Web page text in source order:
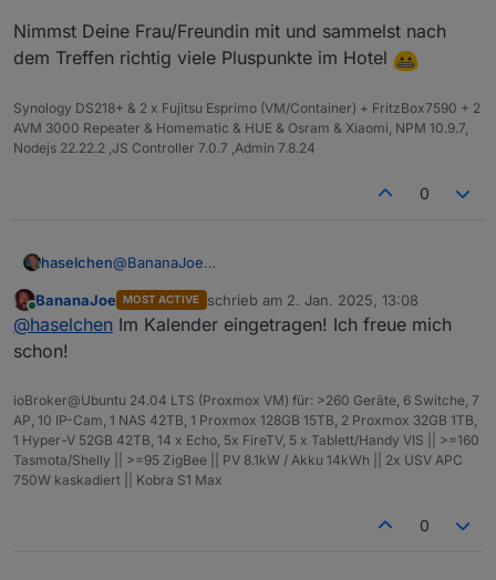
@ Shadowhunter23
An alle Anderen... ich hoffe, dass passt alles so.
Es kann natürlich immer was dazwischen kommen,
dass ihr rechtzeitig Bescheid sagt.
Ich möchte auch beim ersten Treffen keine
Präsentation oder Vorträge machen oder sehen, ich
Sicherheit noch Plätze nachbuchen.
@ Shadowhunter23
Da muss ich leider absagen, 6 Stunden Auto
fahren ist dann doch zu weit ;)
Nimmst Deine Frau/Freundin mit und sammelst nach
dem Treffen richtig viele Pluspunkte im Hotel
Synology DS218+ & 2 x Fujitsu Esprimo (VM/Container) + FritzBox7590 + 2
AVM 3000 Repeater & Homematic & HUE & Osram & Xiaomi, NPM 10.9.7,
Nodejs 22.22.2 ,JS Controller 7.0.7 ,Admin 7.8.24
0
haselchen@BananaJoe
@Samson71
@wendy2702
Soooo, im Neuen Jahr zur späten Stunde noch eine
Info.
https://www.thaers.de/
Online
BananaJoe MOST ACTIVE schrieb am 2. Jan. 2025, 13:08
zuletzt editiert von
@haselchen Im Kalender eingetragen! Ich freue mich
schon!
ioBroker@Ubuntu 24.04 LTS (Proxmox VM) für: >260 Geräte, 6 Switche, 7
AP, 10 IP-Cam, 1 NAS 42TB, 1 Proxmox 128GB 15TB, 2 Proxmox 32GB 1TB,
1 Hyper-V 52GB 42TB, 14 x Echo, 5x FireTV, 5 x Tablett/Handy VIS || >=160
Tasmota/Shelly || >=95 ZigBee || PV 8.1kW / Akku 14kWh || 2x USV APC
750W kaskadiert || Kobra S1 Max
0